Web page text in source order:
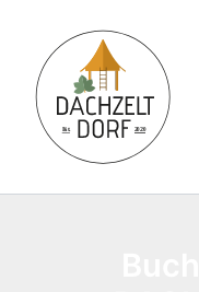
springen